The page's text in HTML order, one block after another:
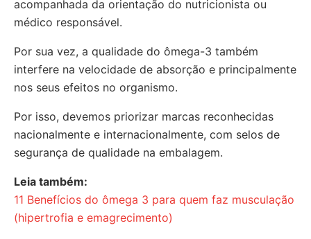
acompanhada da orientação do nutricionista ou
médico responsável.
Por sua vez, a qualidade do ômega-3 também
interfere na velocidade de absorção e principalmente
nos seus efeitos no organismo.
Por isso, devemos priorizar marcas reconhecidas
nacionalmente e internacionalmente, com selos de
segurança de qualidade na embalagem.
Leia também:
11 Benefícios do ômega 3 para quem faz musculação
(hipertrofia e emagrecimento)